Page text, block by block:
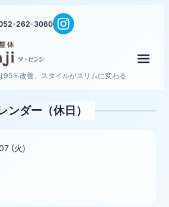
262-3060
95％改善、スタイルがスリムに変わる
ンダー（休日）
(火)